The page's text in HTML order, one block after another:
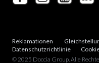
Reklamationen
Datenschutzrichtlinie
© 2025 Doccia Group. Alle